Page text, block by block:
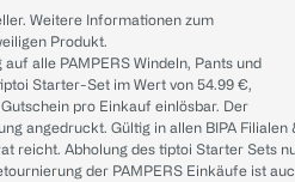
Weitere Informationen zum
Produkt.
alle PAMPERS Windeln, Pants und
Starter-Set im Wert von 54.99 €,
pro Einkauf einlösbar. Der
angedruckt. Gültig in allen BIPA Filialen
reicht. Abholung des tiptoi Starter Sets
der PAMPERS Einkäufe ist